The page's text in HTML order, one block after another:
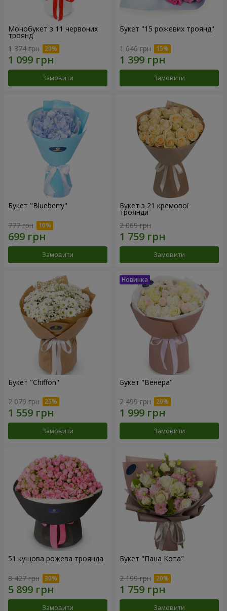
Монобукет з 11 червоних
троянд
1 374 грн
Замовити
Букет "15 рожевих троянд"
1 646 грн
Замовити
Букет "Blueberry"
777 грн
Замовити
Букет з 21 кремової
троянди
2 069 грн
Замовити
Букет "Chiffon"
2 079 грн
Замовити
Букет "Венера"
2 499 грн
Замовити
51 кущова рожева троянда
8 427 грн
Замовити
Букет "Пана Кота"
2 199 грн
Замовити